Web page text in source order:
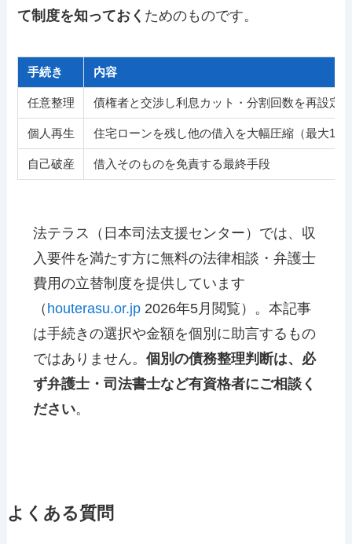
て制度を知っておく ためのものです。
手続き 内容
任意整理 債権者と交渉し利息カット・分割回数を再設定
個人再生 住宅ローンを残し他の借入を大幅圧縮（最大1/5
自己破産 借入そのものを免責する最終手段
法テラス（日本司法支援センター）では、収
入要件を満たす方に無料の法律相談・弁護士
費用の立替制度を提供しています
（ houterasu.or.jp 2026年5月閲覧）。本記事
は手続きの選択や金額を個別に助言するもの
ではありません。個別の債務整理判断は、必
ず弁護士・司法書士など有資格者にご相談く
ださい。
よくある質問